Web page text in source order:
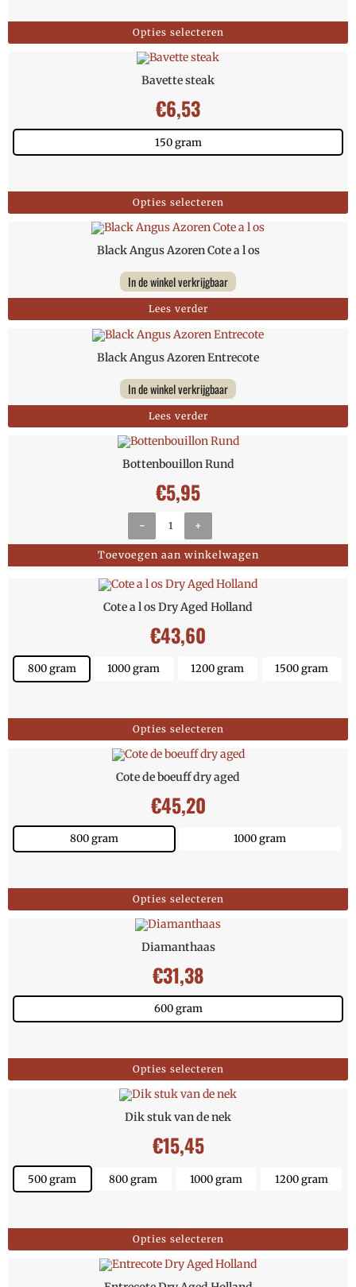
Opties selecteren
Bavette steak
€6,53
150 gram
Opties selecteren
Black Angus Azoren Cote a l os
In de winkel verkrijgbaar
Lees verder
Black Angus Azoren Entrecote
In de winkel verkrijgbaar
Lees verder
Bottenbouillon Rund
€5,95
- +
Toevoegen aan winkelwagen
Cote a l os Dry Aged Holland
€43,60
800 gram 1000 gram 1200 gram 1500 gram
Opties selecteren
Cote de boeuff dry aged
€45,20
800 gram 1000 gram
Opties selecteren
Diamanthaas
€31,38
600 gram
Opties selecteren
Dik stuk van de nek
€15,45
500 gram 800 gram 1000 gram 1200 gram
Opties selecteren